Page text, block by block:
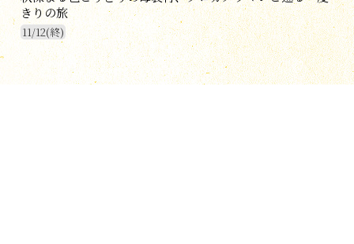
きりの旅
11/12(終)